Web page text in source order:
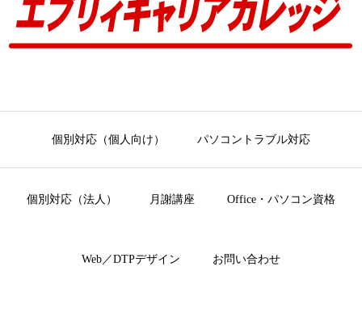
個別対応（個人向け） パソコントラブル対応
個別対応（法人） 月謝講座 Office・パソコン資格
Web／DTPデザイン お問い合わせ